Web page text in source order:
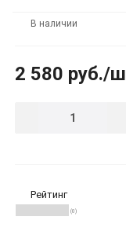
В наличии
2 580 руб./
Рейтинг
(0)